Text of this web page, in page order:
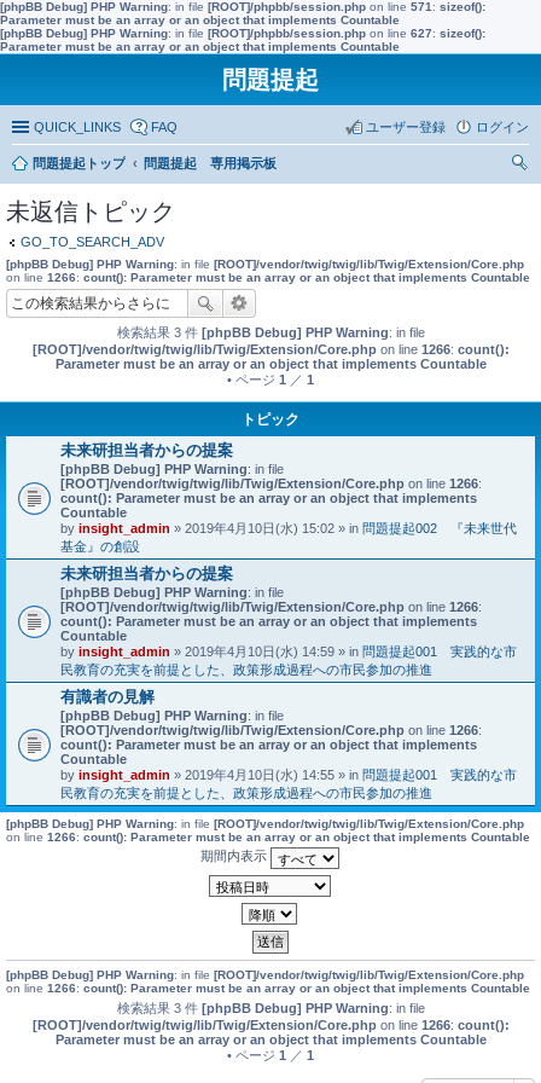
[phpBB Debug] PHP Warning: in file [ROOT]/phpbb/session.php on line 571 : sizeof():
Parameter must be an array or an object that implements Countable
[phpBB Debug] PHP Warning: in file [ROOT]/phpbb/session.php on line 627: sizeof():
Parameter must be an array or an object that implements Countable
問題提起
QUICK_LINKS FAQ ログイン
ユーザー登録
問題提起トップ
問題提起 専用掲示板
未返信トピック
GO_TO_SEARCH_ADV
[phpBB Debug] PHP Warning: in file [ROOT]/vendor/twig/twig/lib/Twig/Extension/Core.php
on line 1266: count(): Parameter must be an array or an object that implements Countable
検索結果 3 件 [phpBB Debug] PHP Warning: in file
[ROOT]/vendor/twig/twig/lib/Twig/Extension/Core.phpon line 1266: count():
Parameter must be an array or an object that implements Countable
• ページ 1 ／ 1
トピック
未来研担当者からの提案
[phpBB Debug] PHP Warning: in file
[ROOT]/vendor/twig/twig/lib/Twig/Extension/Core.php on line 1266:
count(): Parameter must be an array or an object that implements
Countable
by insight_admin » 2019年4月10日(水) 15:02 » in 問題提起002 『未来世代
基金』の創設
未来研担当者からの提案
[phpBB Debug] PHP Warning: in file
[ROOT]/vendor/twig/twig/lib/Twig/Extension/Core.php on line 1266:
count(): Parameter must be an array or an object that implements
Countable
by insight_admin » 2019年4月10日(水) 14:59 » in 問題提起001 実践的な市
民教育の充実を前提とした、政策形成過程への市民参加の推進
有識者の見解
[phpBB Debug] PHP Warning: in file
[ROOT]/vendor/twig/twig/lib/Twig/Extension/Core.php on line 1266:
count(): Parameter must be an array or an object that implements
Countable
by insight_admin » 2019年4月10日(水) 14:55 » in 問題提起001 実践的な市
民教育の充実を前提とした、政策形成過程への市民参加の推進
[phpBB Debug] PHP Warning: in file [ROOT]/vendor/twig/twig/lib/Twig/Extension/Core.php
on line 1266: count(): Parameter must be an array or an object that implements Countable
期間内表示
[phpBB Debug] PHP Warning: in file [ROOT]/vendor/twig/twig/lib/Twig/Extension/Core.php
on line 1266: count(): Parameter must be an array or an object that implements Countable
検索結果 3 件 [phpBB Debug] PHP Warning: in file
[ROOT]/vendor/twig/twig/lib/Twig/Extension/Core.phpon line 1266: count():
Parameter must be an array or an object that implements Countable
• ページ 1 ／ 1